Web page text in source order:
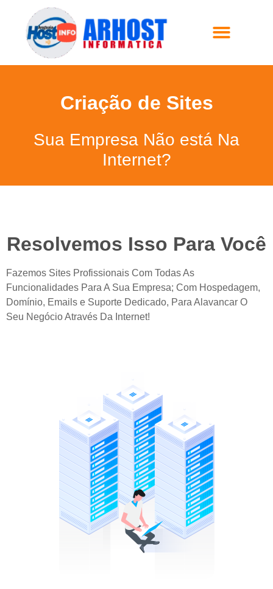
Criação de Sites
Sua Empresa Não está Na
Internet?
Resolvemos Isso Para Você
Fazemos Sites Profissionais Com Todas As
Funcionalidades Para A Sua Empresa; Com Hospedagem,
Domínio, Emails e Suporte Dedicado, Para Alavancar O
Seu Negócio Através Da Internet!